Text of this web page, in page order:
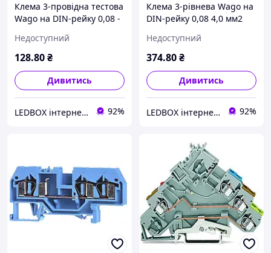
Клема 3-провідна тестова
Wago на DIN-рейку 0,08 -
280-683
Недоступний
128.80₴
Дивитись
LEDBOX інтернет-магазин 92%
Клема 3-рівнева Wago на
DIN-рейку 0,08 4,0 мм2
Недоступний
374.80₴
Дивитись
LEDBOX інтернет-магазин 92%